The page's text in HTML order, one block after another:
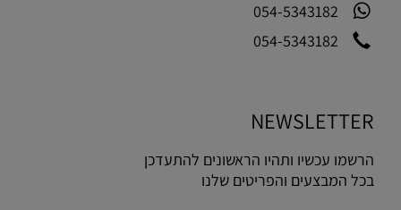
054-5343182
054-5343182
NEWSLETTER
הרשמו עכשיו ותהיו הראשונים להתעדכן
בכל המבצעים והפריטים שלנו